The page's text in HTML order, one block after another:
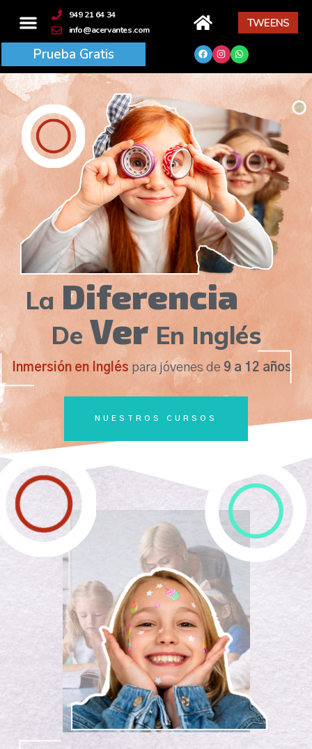
949 21 64 34
info@acervantes.com
TWEENS
Prueba Gratis
La Diferencia
De VerEn Inglés
Inmersión en Inglés para jóvenes de 9 a 12 años
NUESTROS CURSOS